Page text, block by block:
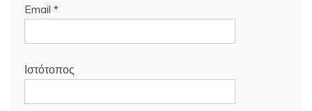
Email *
Ιστότοπος